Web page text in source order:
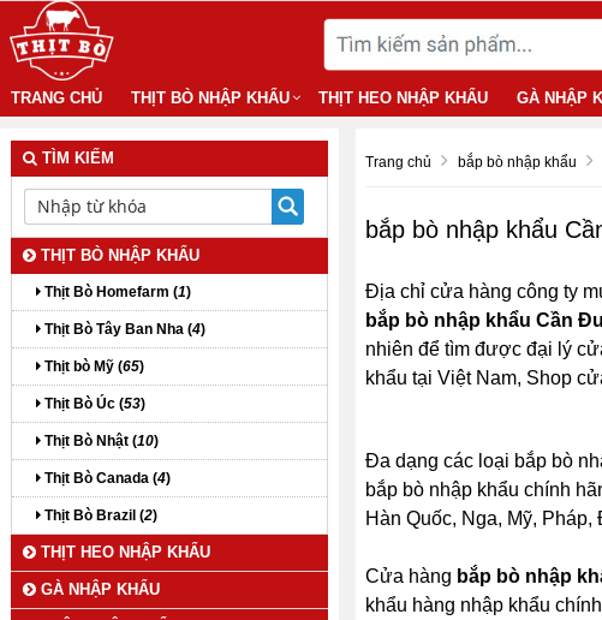
TRANG CHỦ THỊT BÒ NHẬP KHẨU THỊT HEO NHẬP KHẨU GÀ NHẬP
Trang chủ bắp bò nhập khẩu
bắp bò nhập khẩu
Địa chỉ cửa hàng công ty
bắp bò nhập khẩu Cần
nhiên để tìm được đại lý
khẩu tại Việt Nam, Shop
Đa dạng các loại bắp bò
bắp bò nhập khẩu chính
Hàn Quốc, Nga, Mỹ, Pháp,
Cửa hàng bắp bò nhập
khẩu hàng nhập khẩu
TÌM KIẾM
THỊT BÒ NHẬP KHẨU
Thịt Bò Homefarm (1)
Thịt Bò Tây Ban Nha (4)
Thịt bò Mỹ (65)
Thịt Bò Úc (53)
Thịt Bò Nhật (10)
Thịt Bò Canada (4)
Thịt Bò Brazil (2)
THỊT HEO NHẬP KHẨU
GÀ NHẬP KHẨU